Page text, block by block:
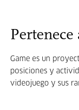
Pertenece
Game es un
posiciones y
videojuego y sus